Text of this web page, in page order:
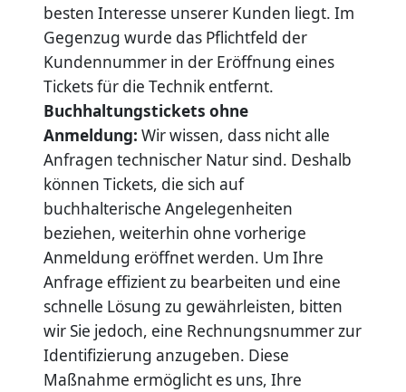
besten Interesse unserer Kunden liegt. Im
Gegenzug wurde das Pflichtfeld der
Kundennummer in der Eröffnung eines
Tickets für die Technik entfernt.
Buchhaltungstickets ohne
Anmeldung: Wir wissen, dass nicht alle
Anfragen technischer Natur sind. Deshalb
können Tickets, die sich auf
buchhalterische Angelegenheiten
beziehen, weiterhin ohne vorherige
Anmeldung eröffnet werden. Um Ihre
Anfrage effizient zu bearbeiten und eine
schnelle Lösung zu gewährleisten, bitten
wir Sie jedoch, eine Rechnungsnummer zur
Identifizierung anzugeben. Diese
Maßnahme ermöglicht es uns, Ihre